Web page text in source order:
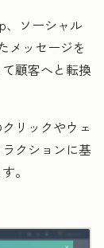
、ソーシャル
メッセージを
顧客へと転換
リックやウェ
クションに基
。